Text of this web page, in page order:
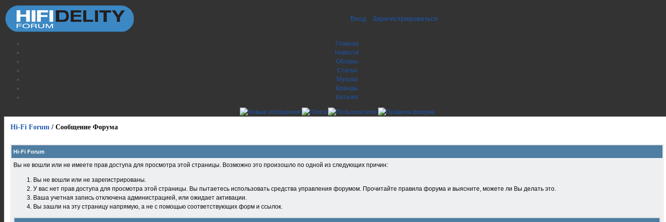
Вход Зарегистрироваться
Главная
Новости
Обзоры
Статьи
Музыка
Бренды
Каталог
Hi-Fi Forum / Сообщение Форума
Hi-Fi Forum
Вы не вошли или не имеете прав доступа для просмотра этой страницы. Возможно это произошло по одной из следующих причин:
Вы не вошли или не зарегистрированы.
У вас нет прав доступа для просмотра этой страницы. Вы пытаетесь использовать средства управления форумом. Прочитайте правила форума и выясните, можете ли Вы делать это.
Ваша учетная запись отключена администрацией, или ожидает активации.
Вы зашли на эту страницу напрямую, а не с помощью соответствующих форм и ссылок.